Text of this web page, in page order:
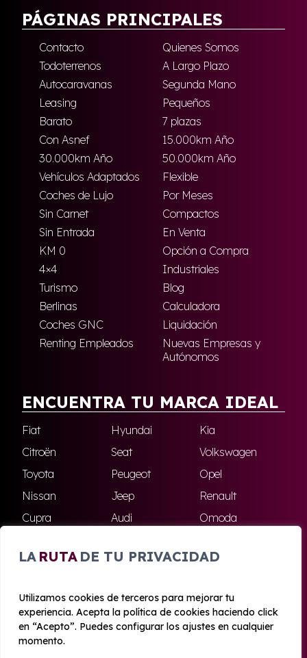
LA RUTA DE TU PRIVACIDAD
Utilizamos cookies de terceros para mejorar tu
experiencia. Acepta la política de cookies haciendo click
en “Acepto”. Puedes configurar los ajustes en cualquier
momento.
PÁGINAS PRINCIPALES
Contacto
Quienes Somos
Todoterrenos
A Largo Plazo
Autocaravanas
Segunda Mano
Leasing
Pequeños
Barato
7 plazas
Con Asnef
15.000km Año
30.000km Año
50.000km Año
Vehículos Adaptados
Flexible
Coches de Lujo
Por Meses
Sin Carnet
Compactos
Sin Entrada
En Venta
KM 0
Opción a Compra
4×4
Industriales
Turismo
Blog
Berlinas
Calculadora
Coches GNC
Liquidación
Renting Empleados
Nuevas Empresas y
Autónomos
ENCUENTRA TU MARCA IDEAL
Fiat Hyundai
Kia
Citroën
Seat
Volkswagen
Toyota
Peugeot
Opel
Nissan
Jeep
Renault
Cupra
Audi
Omoda
Skoda
Ford Todas las marcas
© 2020 - 2026 Azahara Renting
Aviso legal y Privacidad